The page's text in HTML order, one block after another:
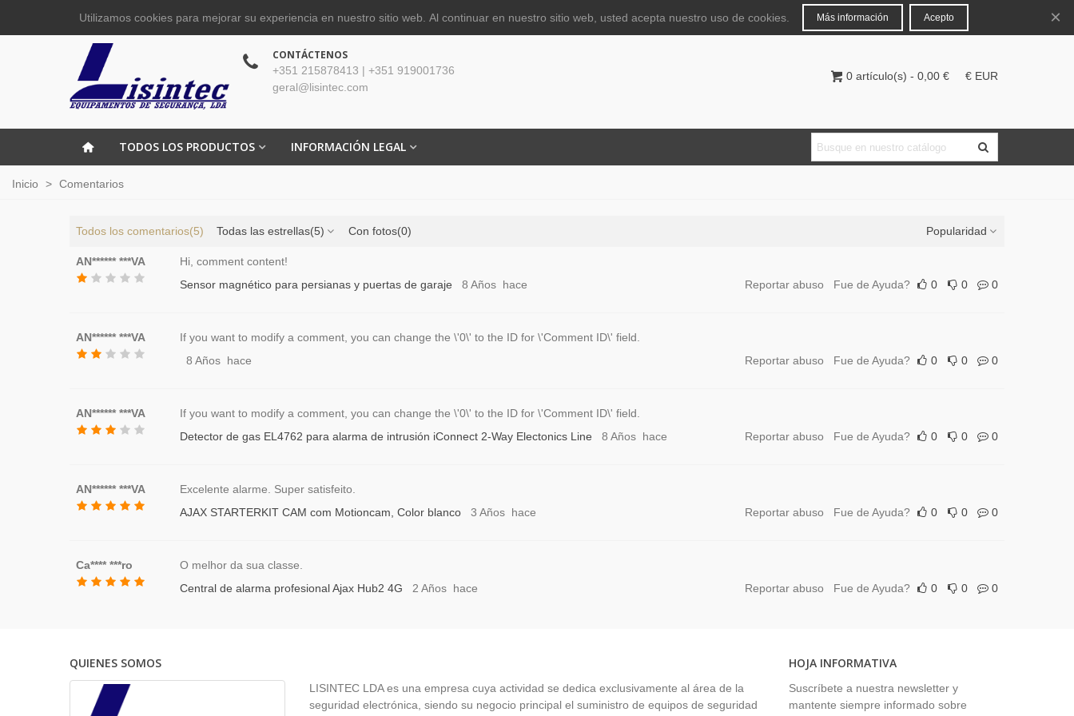
Español Iniciar sesión
CONTÁCTENOS
+351 215878413 | +351 919001736
geral@lisintec.com
0 artículo(s) - 0,00 € € EUR
TODOS LOS PRODUCTOS INFORMACIÓN LEGAL
Inicio > Comentarios
Todos los comentarios(5) Todas las estrellas(5) Con fotos(0) Popularidad
AN****** ***VA
Hi, comment content!
Sensor magnético para persianas y puertas de garaje
8 Años hace Reportar abuso Fue de Ayuda? 0 0 0
AN****** ***VA
If you want to modify a comment, you can change the \'0\' to the ID for \'Comment ID\' field.
8 Años hace
Reportar abuso Fue de Ayuda? 0 0 0
AN****** ***VA
If you want to modify a comment, you can change the \'0\' to the ID for \'Comment ID\' field.
Detector de gas EL4762 para alarma de intrusión iConnect 2-Way Electonics Line
8 Años hace Reportar abuso Fue de Ayuda? 0 0 0
AN****** ***VA
Excelente alarme. Super satisfeito.
AJAX STARTERKIT CAM com Motioncam, Color blanco
3 Años hace Reportar abuso Fue de Ayuda? 0 0 0
Ca**** ***ro
O melhor da sua classe.
Central de alarma profesional Ajax Hub2 4G
2 Años hace Reportar abuso Fue de Ayuda? 0 0 0
QUIENES SOMOS
LISINTEC LDA es una empresa cuya actividad se dedica exclusivamente al área de la
seguridad electrónica, siendo su negocio principal el suministro de equipos de seguridad
HOJA INFORMATIVA
Suscríbete a nuestra newsletter y
mantente siempre informado sobre
Utilizamos cookies para mejorar su experiencia en nuestro sitio web. Al continuar en nuestro sitio web, usted acepta nuestro uso de cookies. Más información Acepto ×